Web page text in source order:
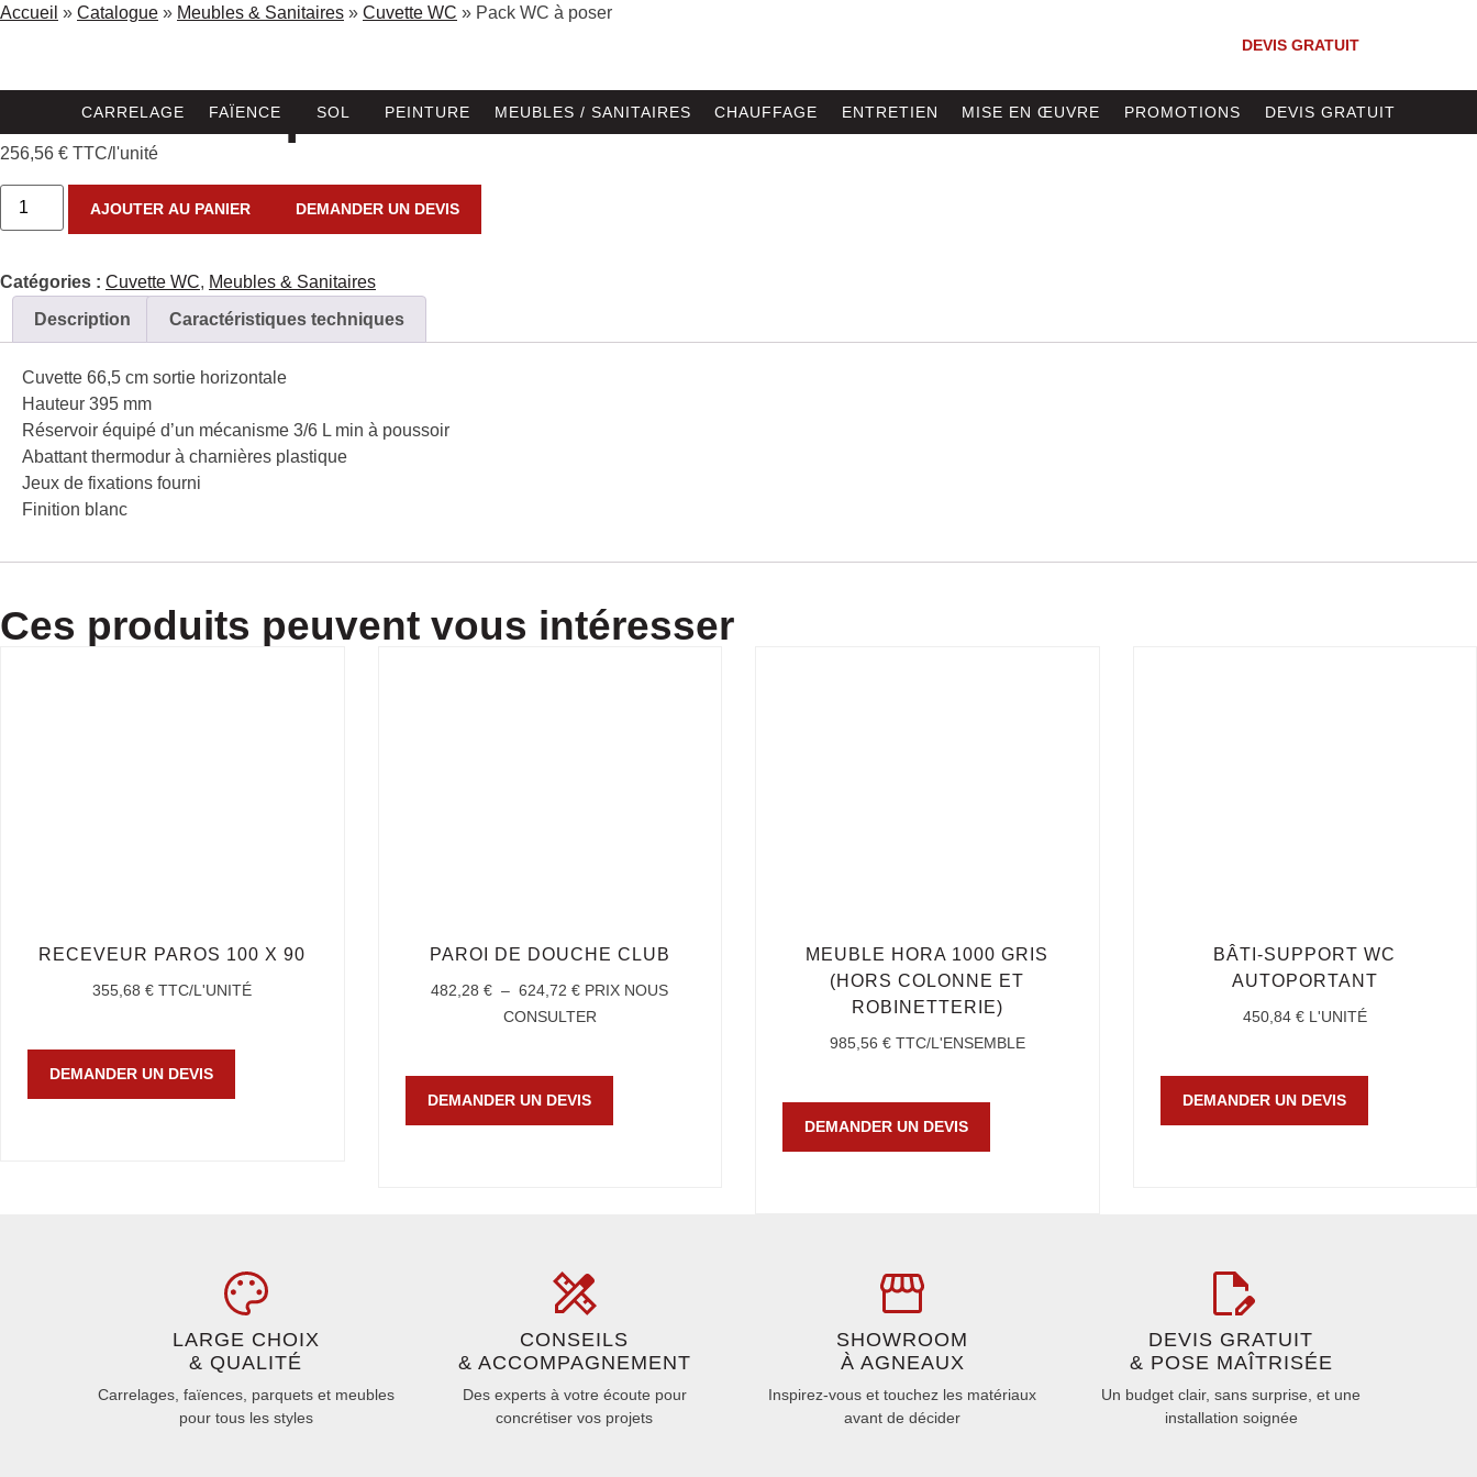
DEVIS GRATUIT
CARRELAGE FAÏENCE SOL PEINTURE MEUBLES / SANITAIRES CHAUFFAGE ENTRETIEN MISE EN ŒUVRE PROMOTIONS DEVIS GRATUIT
Accueil » Catalogue » Meubles & Sanitaires » Cuvette WC » Pack WC à poser
Pack WC à poser
256,56 € TTC/l'unité
AJOUTER AU PANIER DEMANDER UN DEVIS
Catégories : Cuvette WC, Meubles & Sanitaires
Description
Caractéristiques techniques
Cuvette 66,5 cm sortie horizontale
Hauteur 395 mm
Réservoir équipé d’un mécanisme 3/6 L min à poussoir
Abattant thermodur à charnières plastique
Jeux de fixations fourni
Finition blanc
Ces produits peuvent vous intéresser
RECEVEUR PAROS 100 X 90
355,68€ TTC/L'UNITÉ
DEMANDER UN DEVIS
PAROI DE DOUCHE CLUB
482,28€ – 624,72€ PRIX NOUS
CONSULTER
DEMANDER UN DEVIS
MEUBLE HORA 1000 GRIS
(HORS COLONNE ET
ROBINETTERIE)
985,56 € TTC/L'ENSEMBLE
DEMANDER UN DEVIS
BÂTI-SUPPORT WC
AUTOPORTANT
450,84 € L'UNITÉ
DEMANDER UN DEVIS
LARGE CHOIX
& QUALITÉ
Carrelages, faïences, parquets et meubles
pour tous les styles
CONSEILS
& ACCOMPAGNEMENT
Des experts à votre écoute pour
concrétiser vos projets
SHOWROOM
À AGNEAUX
Inspirez-vous et touchez les matériaux
avant de décider
DEVIS GRATUIT
& POSE MAÎTRISÉE
Un budget clair, sans surprise, et une
installation soignée